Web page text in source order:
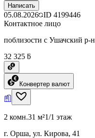
Написать
05.08.2026 ID 4199446
Контактное лицо
поблизости с Ушачский р-н
32 325 ƃ
Конвертер валют
2 комн.31 м²1/1 этаж
г. Орша, ул. Кирова, 41